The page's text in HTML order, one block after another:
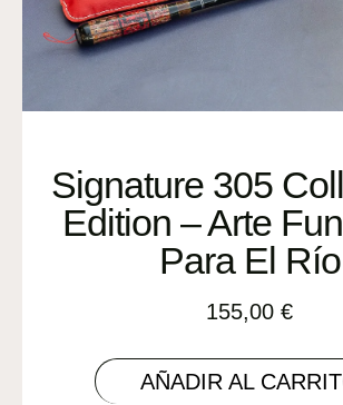
Signature 305
Edition – Arte
Para El Río
155,00 €
AÑADIR AL